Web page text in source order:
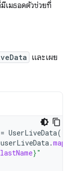
เมธอดตัวช่วยที่
และเผย
= UserLiveData()
userLiveData.map
lastName}"